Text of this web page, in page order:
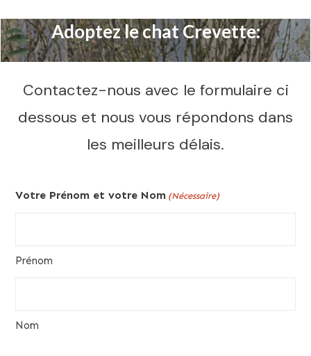
Adoptez le chat Crevette:
Contactez-nous avec le formulaire ci
dessous et nous vous répondons dans
les meilleurs délais.
Votre Prénom et votre Nom (Nécessaire)
Prénom
Nom